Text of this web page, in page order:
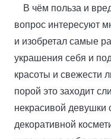
В чём польза и
вопрос интересуют
и изобретал самые
украшения себя и
красоты и свежести
порой это заходит
некрасивой
декоративной